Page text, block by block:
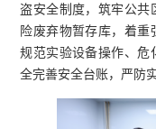
盗安全制度，筑牢公共
险废弃物暂存库，着重
规范实验设备操作、危
全完善安全台账，严防